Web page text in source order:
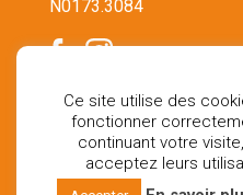
Ce site utilise des
fonctionner
continuant votre
acceptez leurs
N0173.3084
Stratégie marketing et
Localisy Web Agency